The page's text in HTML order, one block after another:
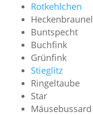
Rotkehlchen
Buntspecht
Buchfink
Grünfink
Stieglitz
Ringeltaube
Star
Mäusebussard